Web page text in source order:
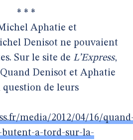
* * *
Aphatie et
Denisot ne pouvaient
Sur le site de L’Express,
Denisot et Aphatie
de leurs
media/2012/04/16/
a-tord-sur-la-